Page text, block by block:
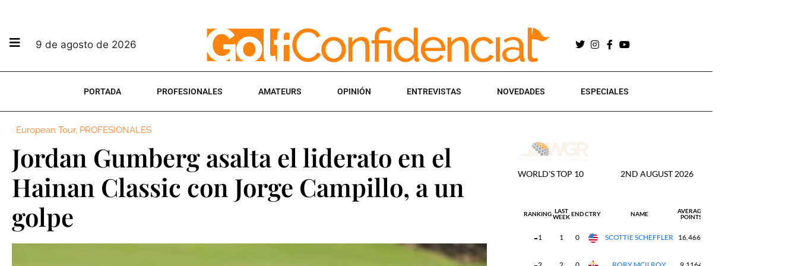
9 de agosto de 2026
PORTADA PROFESIONALES AMATEURS OPINIÓN ENTREVISTAS NOVEDADES ESPECIALES
European Tour, PROFESIONALES
Jordan Gumberg asalta el liderato en el
Hainan Classic con Jorge Campillo, a un
golpe